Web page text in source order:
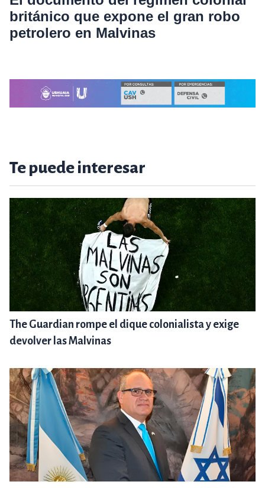
británico que expone el gran robo
petrolero en Malvinas
Te puede interesar
The Guardian rompe el dique colonialista y exige
devolver las Malvinas